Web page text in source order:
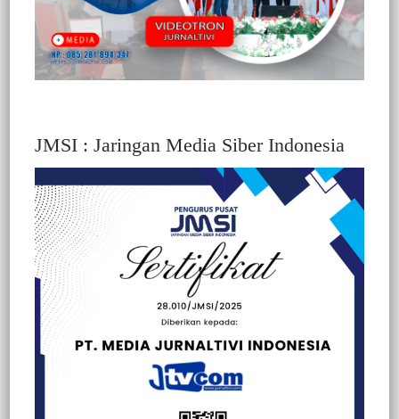
JMSI : Jaringan Media Siber Indonesia